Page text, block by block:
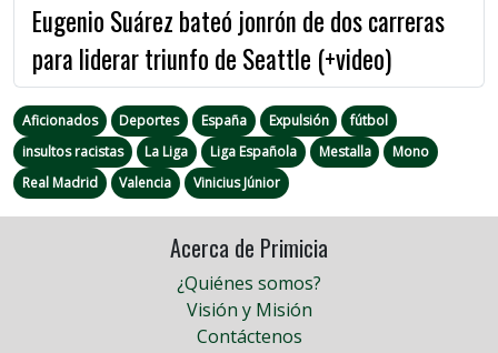
Eugenio Suárez bateó jonrón de dos carreras
para liderar triunfo de Seattle (+video)
Aficionados Deportes España Expulsión
fútbol
insultos racistas
La Liga Liga Española Mestalla
Mono
Real Madrid
Valencia Vinicius Júnior
Acerca de Primicia
¿Quiénes somos?
Visión y Misión
Contáctenos